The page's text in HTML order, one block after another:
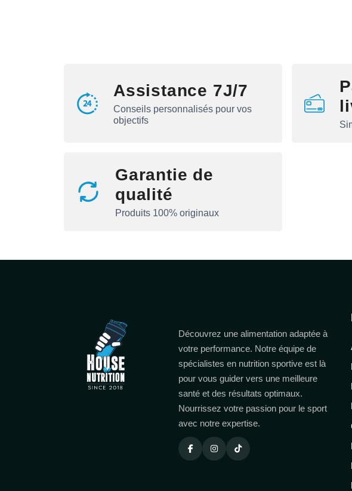
Assistance 7J/7
Conseils personnalisés pour vos
objectifs
Garantie de
qualité
Produits 100% originaux
Découvrez une alimentation adaptée à
votre performance. Notre équipe de
spécialistes en nutrition sportive est là
pour vous guider vers une meilleure
santé et des résultats optimaux.
Nourrissez votre passion pour le sport
avec notre expertise.